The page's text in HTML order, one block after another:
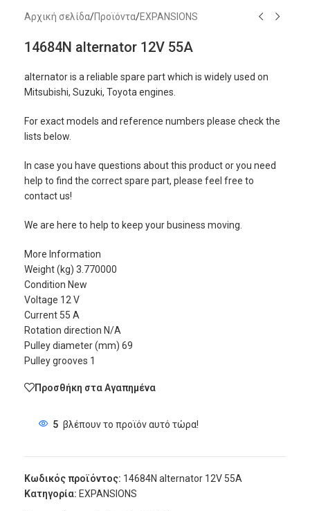
Αρχική σελίδα/Προϊόντα/EXPANSIONS
14684N alternator 12V 55A
alternator is a reliable spare part which is widely used on
Mitsubishi, Suzuki, Toyota engines.
For exact models and reference numbers please check the
lists below.
In case you have questions about this product or you need
help to find the correct spare part, please feel free to
contact us!
We are here to help to keep your business moving.
More Information
Weight (kg) 3.770000
Condition New
Voltage 12 V
Current 55 A
Rotation direction N/A
Pulley diameter (mm) 69
Pulley grooves 1
Προσθήκη στα Αγαπημένα
5 βλέπουν το προϊόν αυτό τώρα!
Κωδικός προϊόντος: 14684N alternator 12V 55A
Κατηγορία: EXPANSIONS